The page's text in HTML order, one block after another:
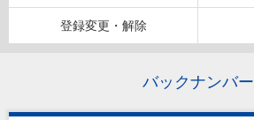
登録変更・解除
バックナンバー